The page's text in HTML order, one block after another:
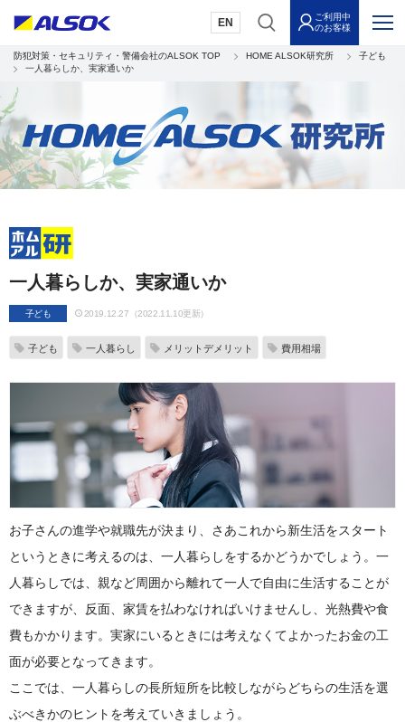
EN
ご利用中
のお客様
防犯対策・セキュリティ・警備会社のALSOK TOP HOME ALSOK研究所
子ども
一人暮らしか、実家通いか
一人暮らしか、実家通いか
子ども 2019.12.27（2022.11.10更新）
子ども 一人暮らし メリットデメリット 費用相場
お子さんの進学や就職先が決まり、さあこれから新生活をスタート
というときに考えるのは、一人暮らしをするかどうかでしょう。一
人暮らしでは、親など周囲から離れて一人で自由に生活することが
できますが、反面、家賃を払わなければいけませんし、光熱費や食
費もかかります。実家にいるときには考えなくてよかったお金の工
面が必要となってきます。
ここでは、一人暮らしの長所短所を比較しながらどちらの生活を選
ぶべきかのヒントを考えていきましょう。